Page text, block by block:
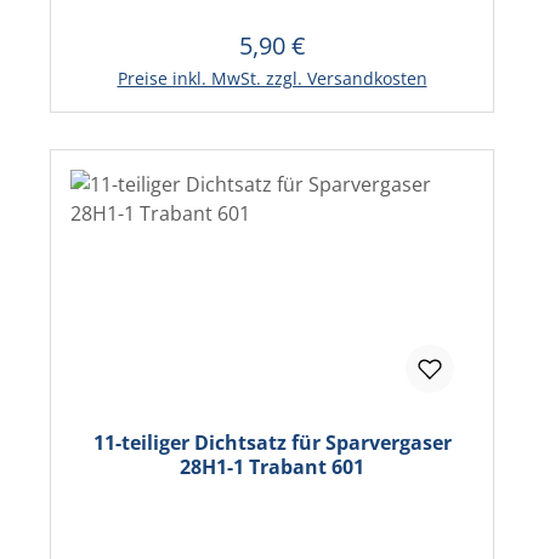
Regulärer Preis:
5,90 €
Preise inkl. MwSt. zzgl. Versandkosten
In den Warenkorb
11-teiliger Dichtsatz für Sparvergaser
28H1-1 Trabant 601